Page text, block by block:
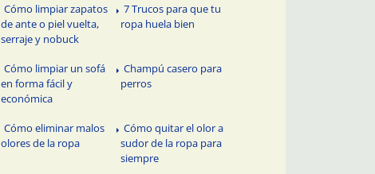
Cómo limpiar zapatos
de ante o piel vuelta,
serraje y nobuck
7 Trucos para que tu
ropa huela bien
Cómo limpiar un sofá
en forma fácil y
económica
Champú casero para
perros
Cómo eliminar malos
olores de la ropa
Cómo quitar el olor a
sudor de la ropa para
siempre